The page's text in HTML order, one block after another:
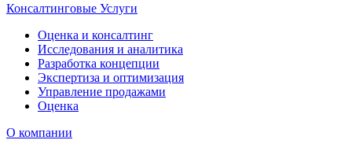
Консалтинговые Услуги
Оценка и консалтинг
Исследования и аналитика
Разработка концепции
Экспертиза и оптимизация
Управление продажами
Оценка
О компании